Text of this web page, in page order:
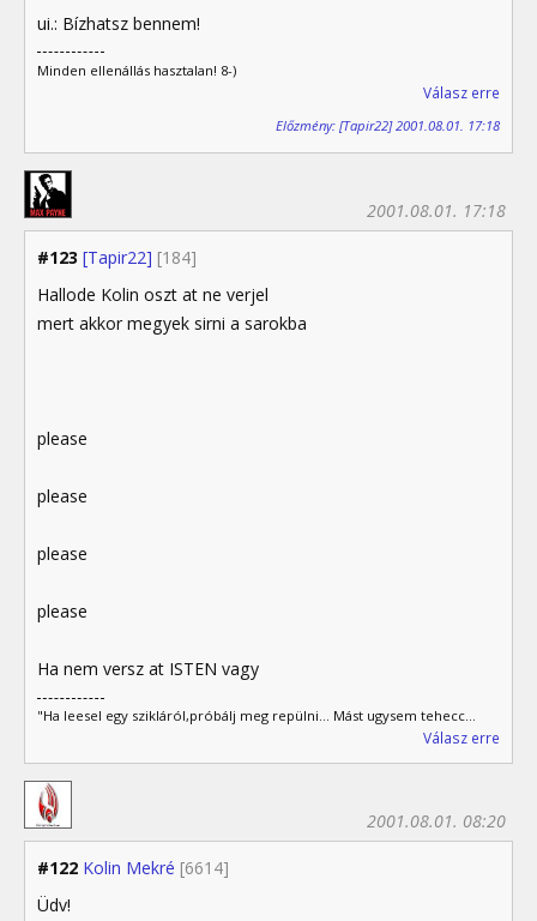
ui.: Bízhatsz bennem!
Minden ellenállás hasztalan! 8-)
Válasz erre
Előzmény: [Tapir22] 2001.08.01. 17:18
#123 [Tapir22] [184]
2001.08.01. 17:18
Hallode Kolin oszt at ne verjel
mert akkor megyek sirni a sarokba
please
please
please
please
Ha nem versz at ISTEN vagy
"Ha leesel egy szikláról,próbálj meg repülni... Mást ugysem tehecc...
Válasz erre
#122 Kolin Mekré [6614]
2001.08.01. 08:20
Üdv!